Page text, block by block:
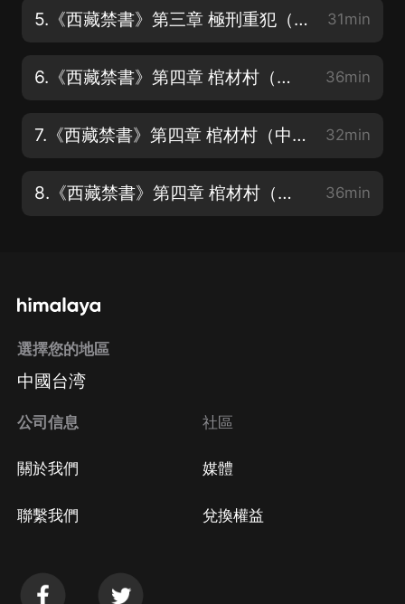
5.《西藏禁書》第三章 極刑重犯（下） 31min
6.《西藏禁書》第四章 棺材村（上） 36min
7.《西藏禁書》第四章 棺材村（中） 32min
8.《西藏禁書》第四章 棺材村（下） 36min
選擇您的地區
中國台湾
公司信息
關於我們
聯繫我們
社區
媒體
兌換權益